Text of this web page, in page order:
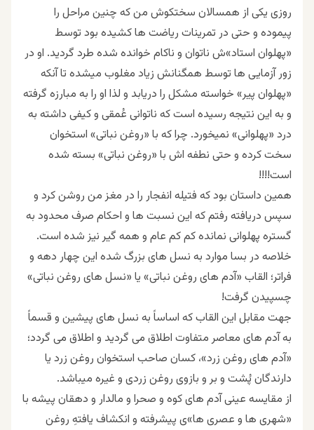
روزی یکی از همسالان سختکوش من که چنین مراحل را
پیموده و حتی در تمرینات ریاضت ها کشیده بود توسط
«پهلوان استاد»ش ناتوان و ناکام خوانده شده طرد گردید. او در
زور آزمایی ها توسط همگنانش زیاد مغلوب میشده تا آنکه
«پهلوان پیر» خواسته مشکل را دریابد و لذا او را به مبارزه گرفته
و به این نتیجه رسیده است که ناتوانی عُمقی و کیفی داشته به
درد «پهلوانی» نمیخورد. چرا که با «روغن نباتی» استخوان
سخت کرده و حتی نطفه اش با «روغن نباتی» بسته شده
است!!!!
همین داستان بود که فتیله انفجار را در مغز من روشن کرد و
سپس دریافته رفتم که این نسبت ها و احکام صرف محدود به
گستره پهلوانی نمانده کم کم عام و همه گیر نیز شده است.
خلاصه در بسا موارد به نسل های بزرگ شده این چهار دهه و
فراتر؛ القاب «آدم های روغن نباتی» یا «نسل های روغن نباتی»
چسپیدن گرفت!
جهت مقابل این القاب که اساساً به نسل های پیشین و قسماً
به آدم های معاصر متفاوت اطلاق می گردید و اطلاق می گردد؛
«آدم های روغن زرد»، کسان صاحب استخوان روغن زرد یا
دارندگان پُشت و بر و بازوی روغن زردی و غیره میباشد.
از مقایسه عینی آدم های کوه و صحرا و مالدار و دهقان پیشه با
«شهری ها و عصری ها»ی پیشرفته و انکشاف یافتهِ روغن